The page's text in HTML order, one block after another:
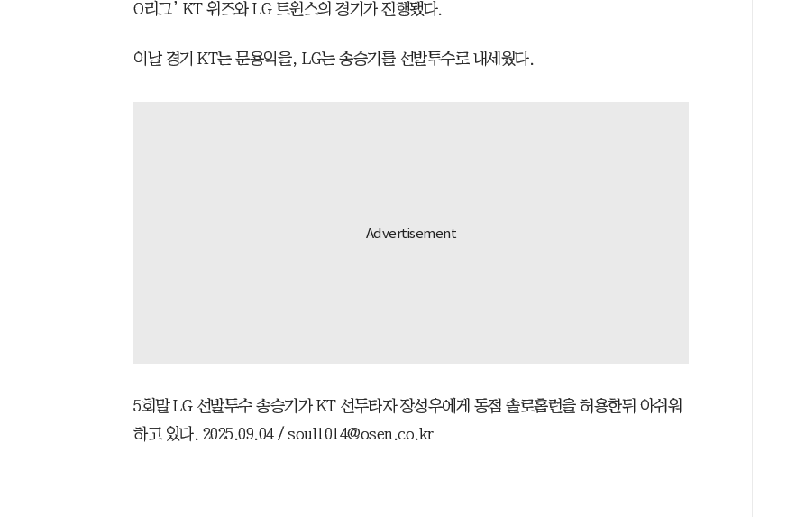
O리그’ KT 위즈와 LG 트윈스의 경기가 진행됐다.
이날 경기 KT는 문용익을, LG는 송승기를 선발투수로 내세웠다.
5회말 LG 선발투수 송승기가 KT 선두타자 장성우에게 동점 솔로홈런을 허용한뒤 아쉬워
하고 있다. 2025.09.04 / soul1014@osen.co.kr